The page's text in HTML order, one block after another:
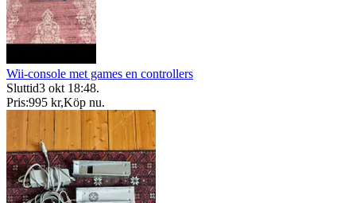
Wii-console met games en controllers
Sluttid3 okt 18:48.
Pris:995 kr,Köp nu.